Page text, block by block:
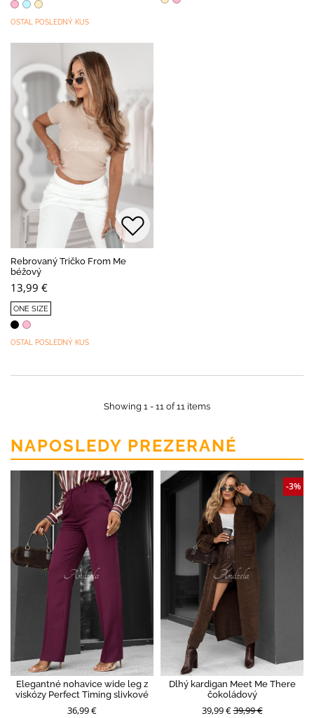
OSTAL POSLEDNÝ KUS
Rebrovaný Tričko From Me
béžový
13,99 €
ONE SIZE
OSTAL POSLEDNÝ KUS
Showing 1 - 11 of 11 items
NAPOSLEDY PREZERANÉ
Elegantné nohavice wide leg z
viskózy Perfect Timing slivkové
36,99 €
Dlhý kardigan Meet Me There
čokoládový
39,99 €39,99 €
-3%